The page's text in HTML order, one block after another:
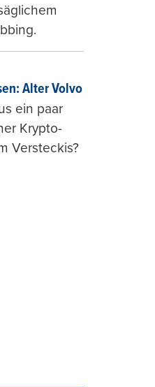
Alter Volvo
ein paar
Krypto-
Versteckis?